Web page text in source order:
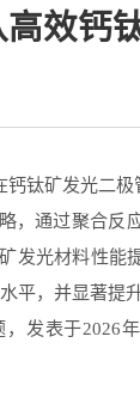
效钙
钙钛矿发光二极
，通过聚合
发光材料性能
平，并显著提
，发表于2026